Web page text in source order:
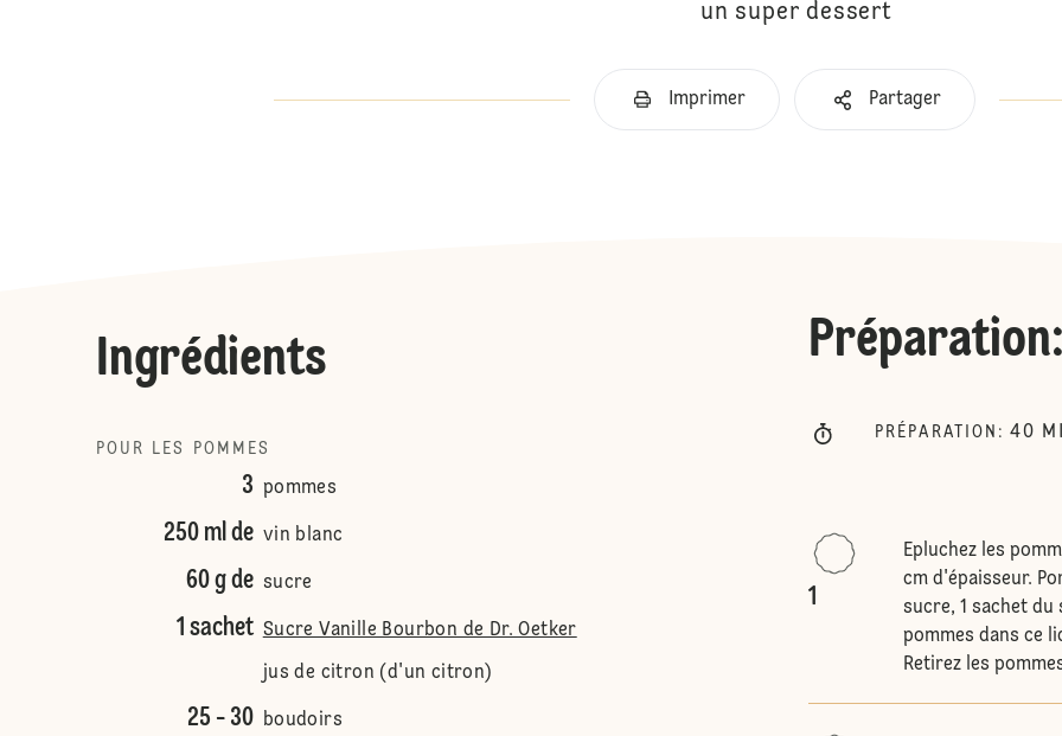
un super dessert
Imprimer Partager
Ingrédients
POUR LES POMMES
3 pommes
250 ml de vin blanc
60 g de sucre
1 sachet Sucre Vanille Bourbon de Dr. Oetker
jus de citron (d'un citron)
25 - 30 boudoirs
Préparation:
PRÉPARATION : 40
1
Epluchez les
cm d'épaisseur.
sucre, 1 sachet du
pommes dans ce
Retirez les